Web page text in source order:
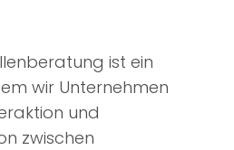
ist ein
wir Unternehmen
und
zwischen